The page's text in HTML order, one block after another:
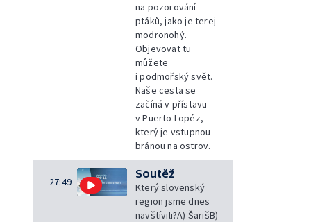
na pozorování
ptáků, jako je terej
modronohý.
Objevovat tu
můžete
i podmořský svět.
Naše cesta se
začíná v přístavu
v Puerto Lopéz,
který je vstupnou
bránou na ostrov.
27:49
Soutěž
Který slovenský
region jsme dnes
navštívili?A) ŠarišB)